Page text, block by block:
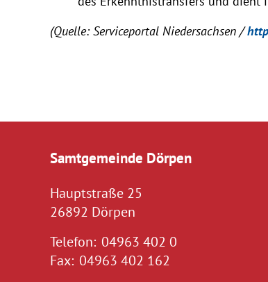
(Quelle: Serviceportal Niedersachsen /
Samtgemeinde Dörpen
Hauptstraße 25
26892 Dörpen
Telefon: 04963 402 0
Fax: 04963 402 162